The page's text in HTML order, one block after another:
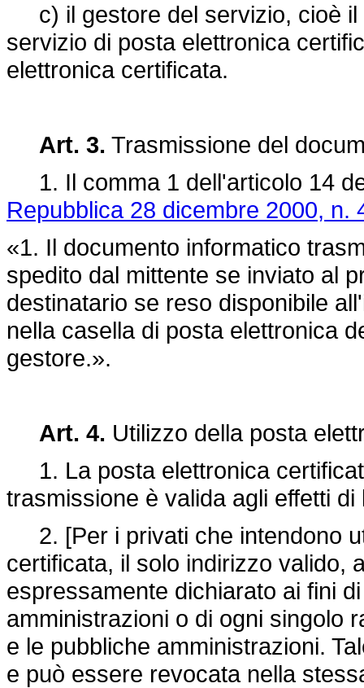
c) il gestore del servizio, cioè il
servizio di posta elettronica
elettronica certificata.
Art. 3. Trasmissione del
1. Il comma 1 dell'articolo 14
Repubblica 28 dicembre 2000, n.
«1. Il documento informatico
spedito dal mittente se inviato al
destinatario se reso disponibile
nella casella di posta elettronica
gestore.».
Art. 4. Utilizzo della posta
1. La posta elettronica
trasmissione è valida agli effetti di
2. [Per i privati che intendono
certificata, il solo indirizzo valido,
espressamente dichiarato ai fini
amministrazioni o di ogni singolo
e le pubbliche amministrazioni.
e può essere revocata nella